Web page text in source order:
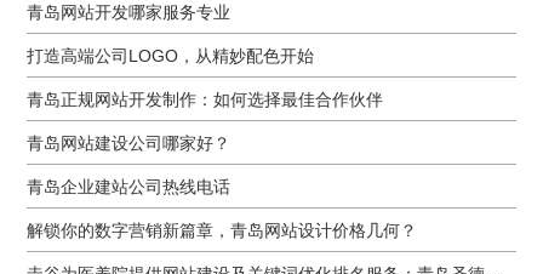
青岛网站开发哪家服务专业
打造高端公司LOGO，从精妙配色开始
青岛正规网站开发制作：如何选择最佳合作伙伴
青岛网站建设公司哪家好？
青岛企业建站公司热线电话
解锁你的数字营销新篇章，青岛网站设计价格几何？